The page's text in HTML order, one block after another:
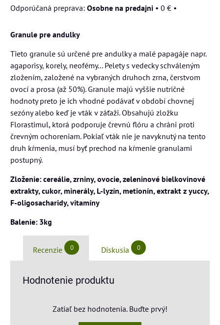
Osobne na predajni • 0 € •
Granule pre andulky
Tieto granule sú určené pre andulky a malé papagáje napr.
agaporisy, korely, neofémy... Pelety s vedecky schváleným
zložením, založené na vybraných druhoch zrna, čerstvom
ovocí a prosa (až 50%). Granule majú vyššie nutričné
hodnoty preto je ich vhodné podávať v období chovnej
sezóny alebo keď je vták v záťaži. Obsahujú zložku
Florastimul, ktorá podporuje črevnú flóru a chráni proti
črevným ochoreniam. Pokiaľ vták nie je navyknutý na tento
druh kŕmenia, musí byť prechod na kŕmenie granulami
postupný.
Zloženie: cereálie, zrniny, ovocie, zeleninové bielkovinové
extrakty, cukor, minerály, L-lyzín, metionín, extrakt z yuccy,
F-oligosacharidy, vitamíny
Balenie: 3kg
Recenzie 0 Diskusia 0
Hodnotenie produktu
Zatiaľ bez hodnotenia. Buďte prvý!